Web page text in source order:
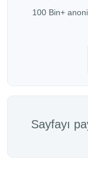
100 Bin+
Sayfayı